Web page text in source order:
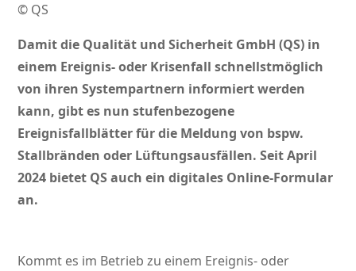
© QS
Damit die Qualität und Sicherheit GmbH (QS) in
einem Ereignis- oder Krisenfall schnellstmöglich
von ihren Systempartnern informiert werden
kann, gibt es nun stufenbezogene
Ereignisfallblätter für die Meldung von bspw.
Stallbränden oder Lüftungsausfällen. Seit April
2024 bietet QS auch ein digitales Online-Formular
an.
Kommt es im Betrieb zu einem Ereignis- oder